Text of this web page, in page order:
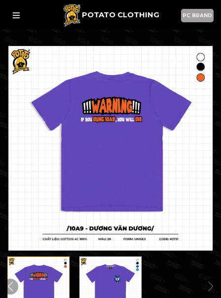
POTATO CLOTHING PC BRAND